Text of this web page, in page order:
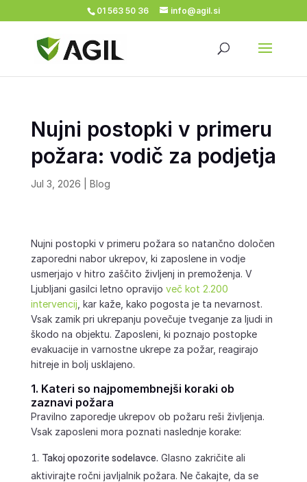
01 563 50 36 info@agil.si
Nujni postopki v primeru
požara: vodič za podjetja
Jul 3, 2026 Blog
Nujni postopki v primeru požara so natančno določen
zaporedni nabor ukrepov, ki zaposlene in vodje
usmerjajo v hitro zaščito življenj in premoženja. V
Ljubljani gasilci letno opravijo več kot 2.200
intervencij , kar kaže, kako pogosta je ta nevarnost.
Vsak zamik pri ukrepanju povečuje tveganje za ljudi in
škodo na objektu. Zaposleni, ki poznajo postopke
evakuacije in varnostne ukrepe za požar, reagirajo
hitreje in bolj usklajeno.
1. Kateri so najpomembnejši koraki ob
zaznavi požara
Pravilno zaporedje ukrepov ob požaru reši življenja.
Vsak zaposleni mora poznati naslednje korake:
Takoj opozorite sodelavce. Glasno zakričite ali
aktivirajte ročni javljalnik požara. Ne čakajte, da se